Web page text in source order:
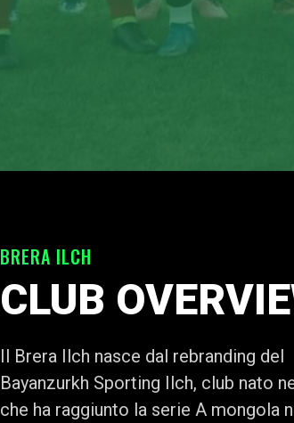
BRERA ILCH
CLUB
Il Brera Ilch nasce dal rebranding del
Bayanzurkh Sporting Ilch, club nato
che ha raggiunto la serie A mongola